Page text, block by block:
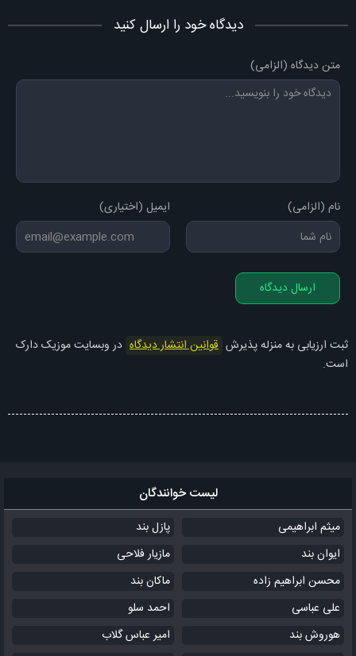
دیدگاه خود را ارسال کنید
متن دیدگاه (الزامی)
نام (الزامی) ایمیل (اختیاری)
ارسال دیدگاه
ثبت ارزیابی به منزله پذیرش قوانین انتشار دیدگاه در وبسایت موزیک دارک
است.
لیست خوانندگان
میثم ابراهیمی
پازل بند
ایوان بند
مازیار فلاحی
محسن ابراهیم زاده
ماکان بند
علی عباسی
احمد سلو
هوروش بند
امیر عباس گلاب